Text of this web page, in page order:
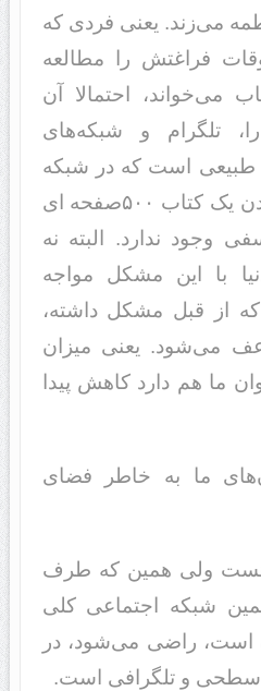
می‌زند. یعنی فردی که
فراغتش را مطالعه
می‌خواند، احتمالا آن
تلگرام و شبکه‌های
طبیعی است که در شبکه
اجتماعی حوصله خواندن یک کتاب ۵۰۰صفحه ای
وجود ندارد. البته نه
با این مشکل مواجه
از قبل مشکل داشته،
می‌شود. یعنی میزان
ما هم دارد کاهش پیدا
ما به خاطر فضای
هست ولی همین که طرف
شبکه اجتماعی کلی
است، راضی می‌شود، در
سطحی و تلگرافی است.